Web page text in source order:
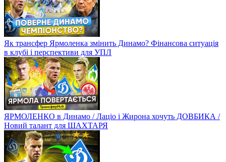
Як трансфер Ярмоленка змінить Динамо? Фінансова ситуація
в клубі і перспективи для УПЛ
ЯРМОЛЕНКО в Динамо / Лаціо і Жирона хочуть ДОВБИКА /
Новий талант для ШАХТАРЯ